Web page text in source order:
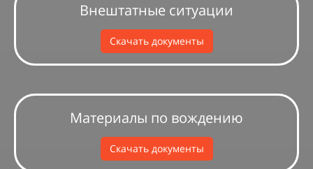
Внештатные ситуации
Скачать документы
Материалы по вождению
Скачать документы